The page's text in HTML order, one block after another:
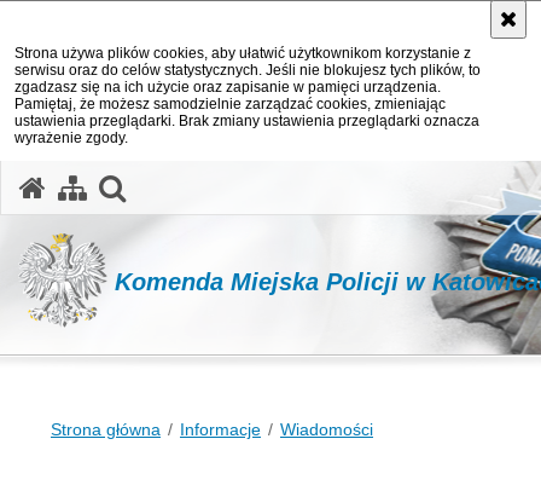
Strona używa plików cookies, aby ułatwić użytkownikom korzystanie z
serwisu oraz do celów statystycznych. Jeśli nie blokujesz tych plików, to
zgadzasz się na ich użycie oraz zapisanie w pamięci urządzenia.
Pamiętaj, że możesz samodzielnie zarządzać cookies, zmieniając
ustawienia przeglądarki. Brak zmiany ustawienia przeglądarki oznacza
wyrażenie zgody.
Komenda Miejska Policji w
Strona główna Informacje Wiadomości